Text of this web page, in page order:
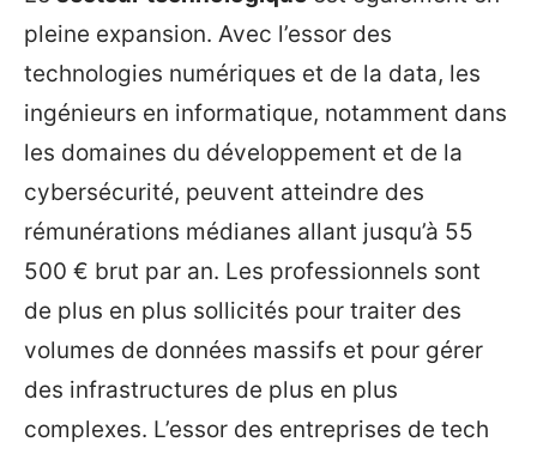
pleine expansion. Avec l’essor des
technologies numériques et de la data, les
ingénieurs en informatique, notamment dans
les domaines du développement et de la
cybersécurité, peuvent atteindre des
rémunérations médianes allant jusqu’à 55
500 € brut par an. Les professionnels sont
de plus en plus sollicités pour traiter des
volumes de données massifs et pour gérer
des infrastructures de plus en plus
complexes. L’essor des entreprises de tech